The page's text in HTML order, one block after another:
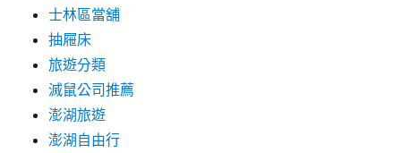
士林區當舖
抽屜床
旅遊分類
滅鼠公司推薦
澎湖旅遊
澎湖自由行